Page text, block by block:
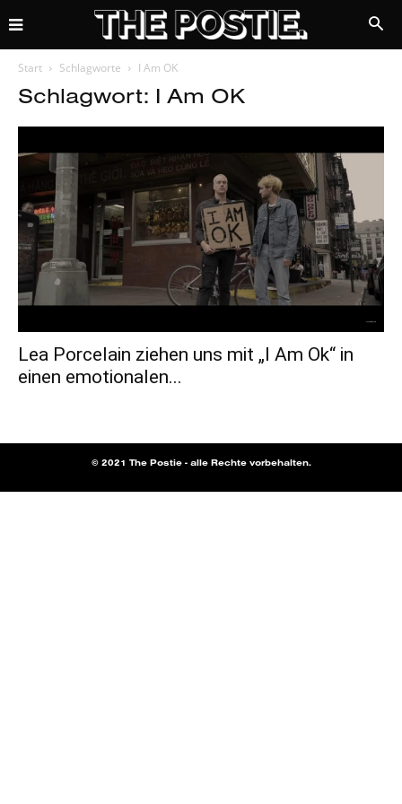
Start Schlagworte I Am OK
Schlagwort: I Am OK
Lea Porcelain ziehen uns mit „I Am Ok“ in
einen emotionalen...
© 2021 The Postie - alle Rechte vorbehalten.